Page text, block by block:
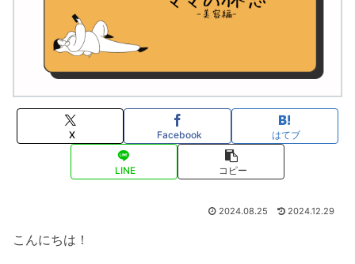
X Facebook はてブ
LINE コピー
2024.08.25 2024.12.29
こんにちは！